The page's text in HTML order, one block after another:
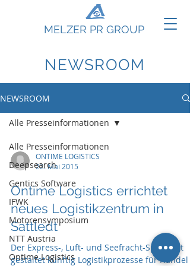
MELZER PR GROUP
NEWSROOM
NEWSROOM
Alle Presseinformationen
Deepsearch
Gentics Software
IFWK
Motorensymposium
NTT Austria
Ontime Logistics
Alle Presseinformationen
ONTIME LOGISTICS
22. Mai 2015
Ontime Logistics errichtet
neues Logistikzentrum in
Sattledt
Der Express-, Luft- und Seefracht-Spezialist
gestaltet künftig Logistikprozesse für Handel